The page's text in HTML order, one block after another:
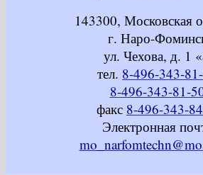
143300, Московская
г. Наро-
ул. Чехова, д. 1
тел. 8-496-343-
8-496-343-81-
факс 8-496-343-
Электронная